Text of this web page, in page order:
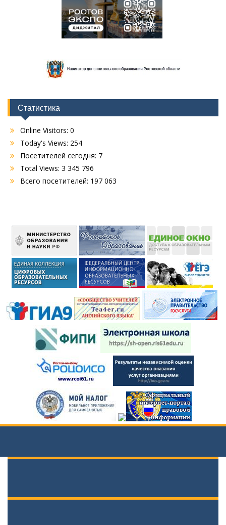
Статистика
Online Visitors: 0
Today's Views: 254
Посетителей сегодня: 7
Total Views: 3 345 796
Всего посетителей: 197 063